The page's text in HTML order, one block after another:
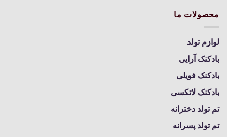
محصولات ما
لوازم تولد
بادکنک آرایی
بادکنک فویلی
بادکنک لاتکسی
تم تولد دخترانه
تم تولد پسرانه